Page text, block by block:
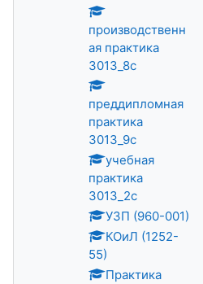
производственн
ая практика
3013_8с
преддипломная
практика
3013_9с
учебная
практика
3013_2с
УЗП (960-001)
КОиЛ (1252-
55)
Практика